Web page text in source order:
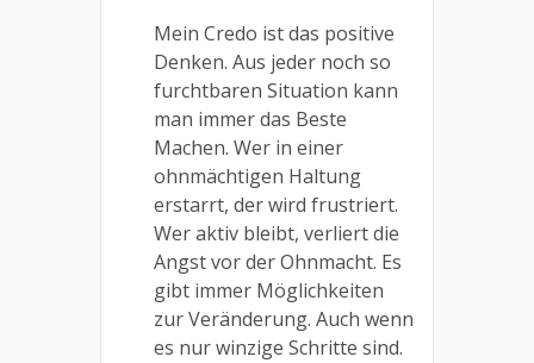
Mein Credo ist das positive
Denken. Aus jeder noch so
furchtbaren Situation kann
man immer das Beste
Machen. Wer in einer
ohnmächtigen Haltung
erstarrt, der wird frustriert.
Wer aktiv bleibt, verliert die
Angst vor der Ohnmacht. Es
gibt immer Möglichkeiten
zur Veränderung. Auch wenn
es nur winzige Schritte sind.